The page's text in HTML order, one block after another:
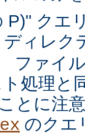
P)" クエ
ディレク
ファイ
処理と
とに注
のクエ